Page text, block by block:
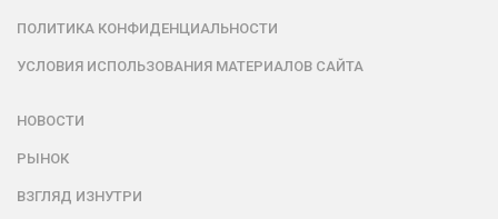
ПОЛИТИКА КОНФИДЕНЦИАЛЬНОСТИ
УСЛОВИЯ ИСПОЛЬЗОВАНИЯ МАТЕРИАЛОВ САЙТА
НОВОСТИ
РЫНОК
ВЗГЛЯД ИЗНУТРИ